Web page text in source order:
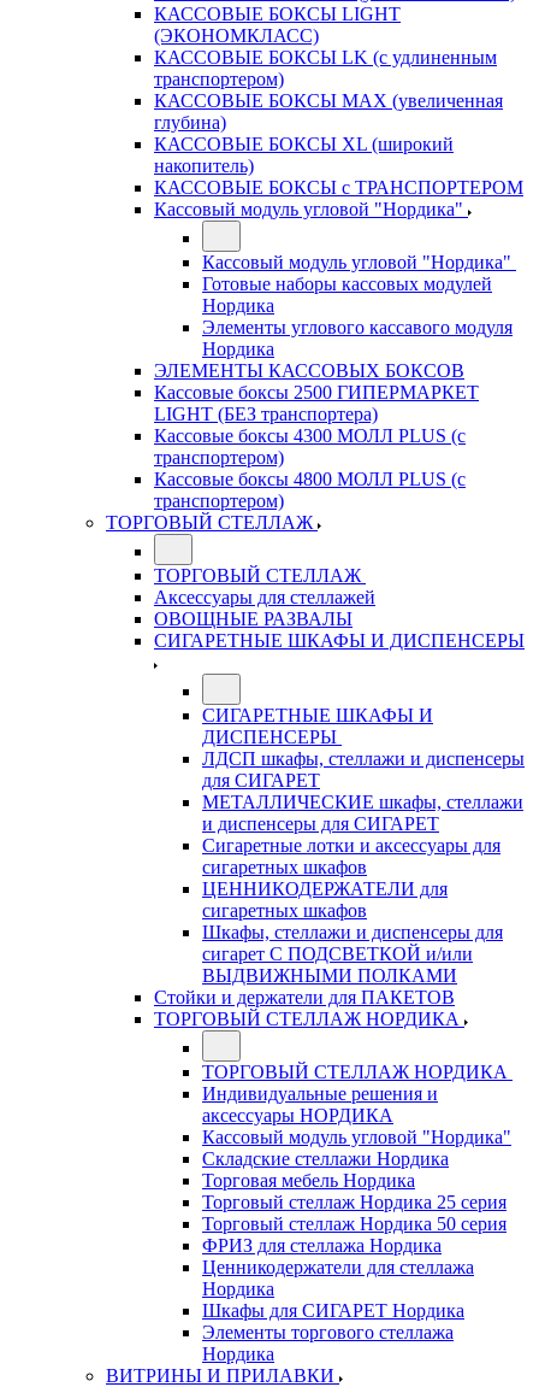
КАССОВЫЕ БОКСЫ LIGHT
(ЭКОНОМКЛАСС)
КАССОВЫЕ БОКСЫ LK (с удлиненным
транспортером)
КАССОВЫЕ БОКСЫ MAX (увеличенная
глубина)
КАССОВЫЕ БОКСЫ XL (широкий
накопитель)
КАССОВЫЕ БОКСЫ с ТРАНСПОРТЕРОМ
Кассовый модуль угловой "Нордика"
Кассовый модуль угловой "Нордика"
Готовые наборы кассовых модулей
Нордика
Элементы углового кассавого модуля
Нордика
ЭЛЕМЕНТЫ КАССОВЫХ БОКСОВ
Кассовые боксы 2500 ГИПЕРМАРКЕТ
LIGHT (БЕЗ транспортера)
Кассовые боксы 4300 МОЛЛ PLUS (с
транспортером)
Кассовые боксы 4800 МОЛЛ PLUS (с
транспортером)
ТОРГОВЫЙ СТЕЛЛАЖ
ТОРГОВЫЙ СТЕЛЛАЖ
Аксессуары для стеллажей
ОВОЩНЫЕ РАЗВАЛЫ
СИГАРЕТНЫЕ ШКАФЫ И ДИСПЕНСЕРЫ
СИГАРЕТНЫЕ ШКАФЫ И
ДИСПЕНСЕРЫ
ЛДСП шкафы, стеллажи и диспенсеры
для СИГАРЕТ
МЕТАЛЛИЧЕСКИЕ шкафы, стеллажи
и диспенсеры для СИГАРЕТ
Сигаретные лотки и аксессуары для
сигаретных шкафов
ЦЕННИКОДЕРЖАТЕЛИ для
сигаретных шкафов
Шкафы, стеллажи и диспенсеры для
сигарет С ПОДСВЕТКОЙ и/или
ВЫДВИЖНЫМИ ПОЛКАМИ
Стойки и держатели для ПАКЕТОВ
ТОРГОВЫЙ СТЕЛЛАЖ НОРДИКА
ТОРГОВЫЙ СТЕЛЛАЖ НОРДИКА
Индивидуальные решения и
аксессуары НОРДИКА
Кассовый модуль угловой "Нордика"
Складские стеллажи Нордика
Торговая мебель Нордика
Торговый стеллаж Нордика 25 серия
Торговый стеллаж Нордика 50 серия
ФРИЗ для стеллажа Нордика
Ценникодержатели для стеллажа
Нордика
Шкафы для СИГАРЕТ Нордика
Элементы торгового стеллажа
Нордика
ВИТРИНЫ И ПРИЛАВКИ